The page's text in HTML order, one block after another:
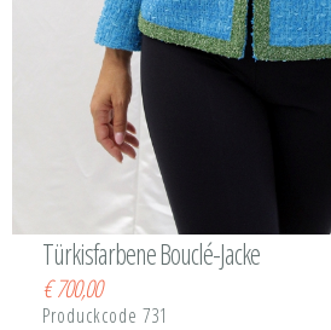
Türkisfarbene Bouclé-Jacke
€700,00
Produckcode 731